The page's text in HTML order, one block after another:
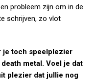
probleem zijn om in de
schrijven, zo vlot
je toch speelplezier
metal. Voel je dat
plezier dat jullie nog